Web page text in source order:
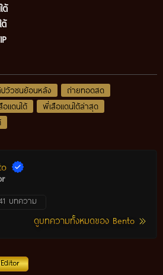
ต้
วัวชนย้อนหลัง
ถ่ายทอดสด
อแดนใต้
พี่เสือแดนใต้ล่าสุด
บทความ
ดูบทความทั้งหมดของ Bento
Editor